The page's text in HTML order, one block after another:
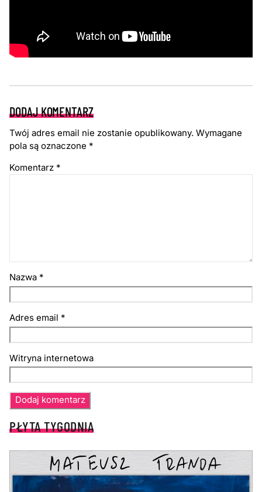
DODAJ KOMENTARZ
Twój adres email nie zostanie opublikowany. Wymagane
pola są oznaczone *
Komentarz *
Nazwa *
Adres email *
Witryna internetowa
PŁYTA TYGODNIA